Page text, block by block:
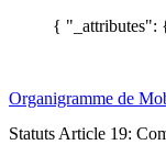
{
Organigramme de
Statuts Article 19: